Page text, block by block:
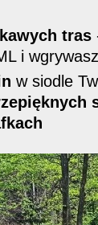
tras
i
w siodle